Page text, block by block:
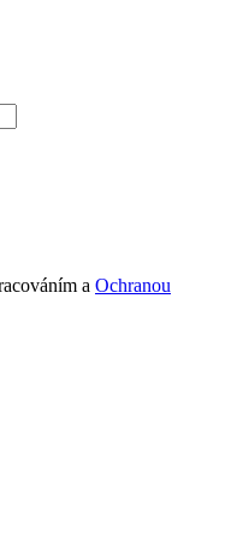
a Ochranou